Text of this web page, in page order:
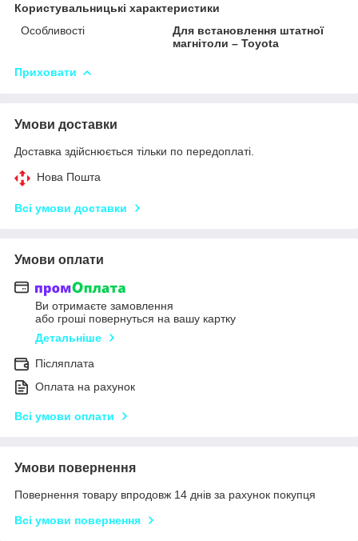
Користувальницькі характеристики
Особливості
Для встановлення штатної
магнітоли – Toyota
Приховати
Умови доставки
Доставка здійснюється тільки по передоплаті.
Нова Пошта
Всі умови доставки
Умови оплати
Ви отримаєте замовлення
або гроші повернуться на вашу картку
Детальніше
Післяплата
Оплата на рахунок
Всі умови оплати
Умови повернення
Повернення товару впродовж 14 днів за рахунок покупця
Всі умови повернення